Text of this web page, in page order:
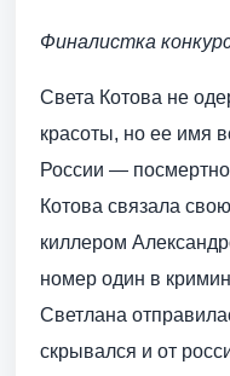
Финалистка
Света Котова не
красоты, но ее имя
России —
Котова связала
киллером
номер один в
Светлана
скрывался и от